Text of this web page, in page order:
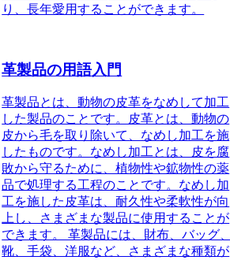
り、長年愛用することができます。
革製品の用語入門
革製品とは、動物の皮革をなめして加工
した製品のことです。皮革とは、動物の
皮から毛を取り除いて、なめし加工を施
したものです。なめし加工とは、皮を腐
敗から守るために、植物性や鉱物性の薬
品で処理する工程のことです。なめし加
工を施した皮革は、耐久性や柔軟性が向
上し、さまざまな製品に使用することが
できます。 革製品には、財布、バッグ、
靴、手袋、洋服など、さまざまな種類が